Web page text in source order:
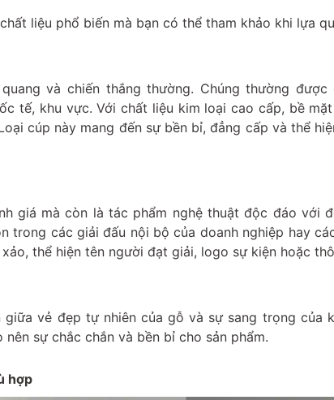
liệu phổ biến mà bạn có thể tham khảo khi lựa
và chiến thắng thường. Chúng thường
tế, khu vực. Với chất liệu kim loại cao cấp, bề
cúp này mang đến sự bền bỉ, đẳng cấp và thể
giá mà còn là tác phẩm nghệ thuật độc đáo với
trong các giải đấu nội bộ của doanh nghiệp hay
thể hiện tên người đạt giải, logo sự kiện hoặc
vẻ đẹp tự nhiên của gỗ và sự sang trọng của
sự chắc chắn và bền bỉ cho sản phẩm.
hợp